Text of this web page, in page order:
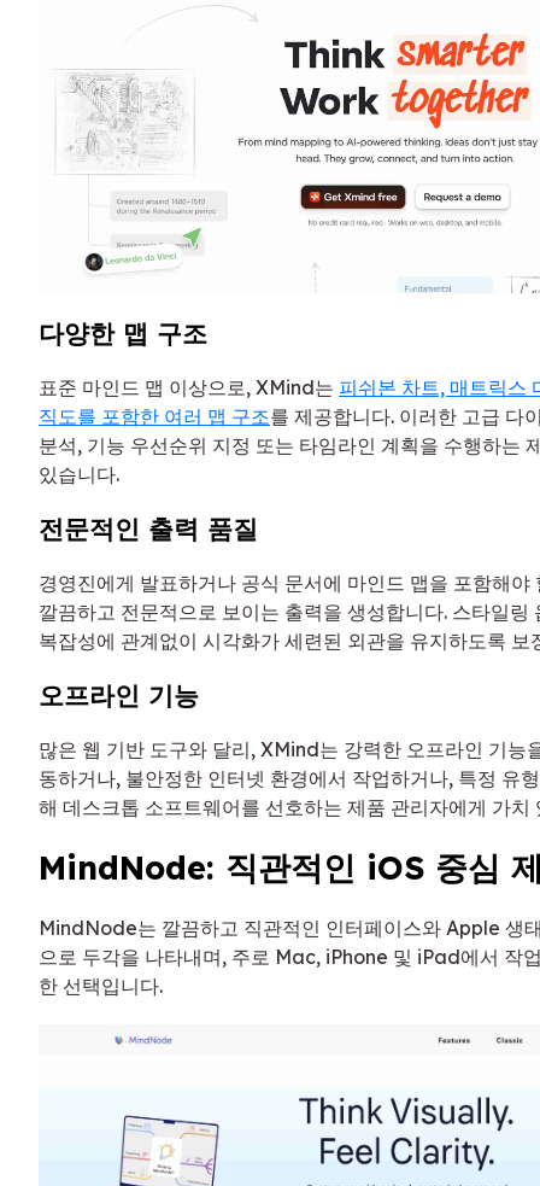
다양한 맵 구조
표준 마인드 맵 이상으로, XMind는 피쉬본 차트, 매트릭스
직도를 포함한 여러 맵 구조를 제공합니다. 이러한 고급 다
분석, 기능 우선순위 지정 또는 타임라인 계획을 수행하는
있습니다.
전문적인 출력 품질
경영진에게 발표하거나 공식 문서에 마인드 맵을 포함해
깔끔하고 전문적으로 보이는 출력을 생성합니다. 스타일링
복잡성에 관계없이 시각화가 세련된 외관을 유지하도록 보
오프라인 기능
많은 웹 기반 도구와 달리, XMind는 강력한 오프라인 기능
동하거나, 불안정한 인터넷 환경에서 작업하거나, 특정 유
해 데스크톱 소프트웨어를 선호하는 제품 관리자에게 가치
MindNode: 직관적인 iOS 중심
MindNode는 깔끔하고 직관적인 인터페이스와 Apple 생
으로 두각을 나타내며, 주로 Mac, iPhone 및 iPad에서 작
한 선택입니다.